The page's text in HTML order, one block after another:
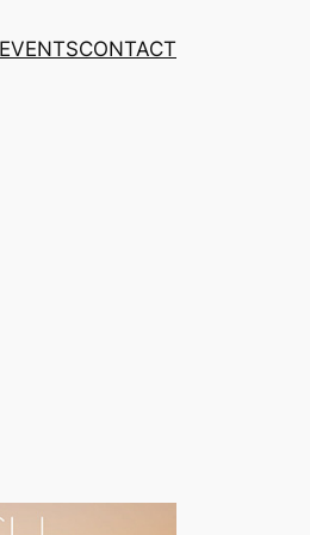
EVENTSCONTACT